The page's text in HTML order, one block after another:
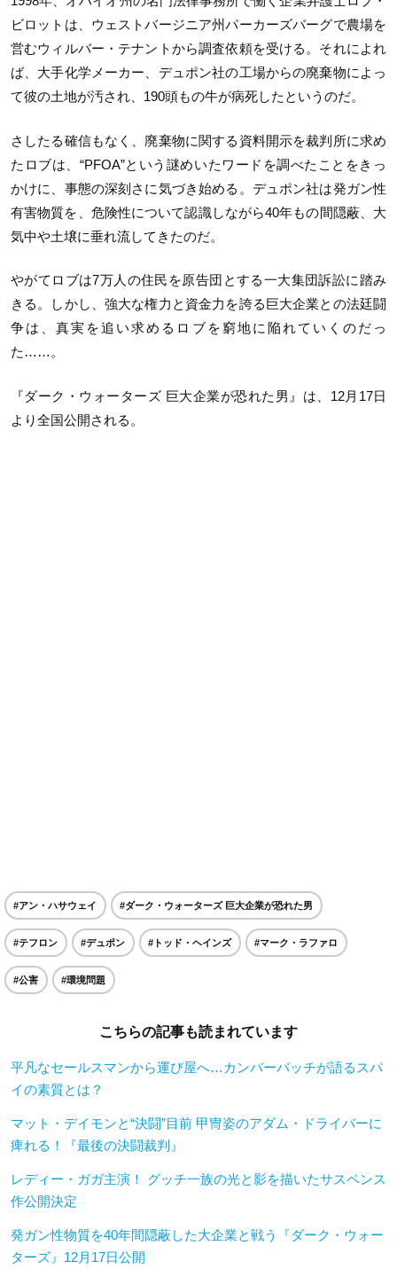
ビロットは、ウェストバージニア州パーカーズバーグで農場を
営むウィルバー・テナントから調査依頼を受ける。それによれ
ば、大手化学メーカー、デュポン社の工場からの廃棄物によっ
て彼の土地が汚され、190頭もの牛が病死したというのだ。
さしたる確信もなく、廃棄物に関する資料開示を裁判所に求め
たロブは、“PFOA”という謎めいたワードを調べたことをきっ
かけに、事態の深刻さに気づき始める。デュポン社は発ガン性
有害物質を、危険性について認識しながら40年もの間隠蔽、大
気中や土壌に垂れ流してきたのだ。
やがてロブは7万人の住民を原告団とする一大集団訴訟に踏み
きる。しかし、強大な権力と資金力を誇る巨大企業との法廷闘
争は、真実を追い求めるロブを窮地に陥れていくのだっ
た……。
『ダーク・ウォーターズ 巨大企業が恐れた男』は、12月17日
より全国公開される。
#アン・ハサウェイ #ダーク・ウォーターズ 巨大企業が恐れた男
#テフロン #デュポン #トッド・ヘインズ #マーク・ラファロ
#公害 #環境問題
こちらの記事も読まれています
平凡なセールスマンから運び屋へ…カンバーバッチが語るスパ
イの素質とは？
マット・デイモンと“決闘”目前 甲冑姿のアダム・ドライバーに
痺れる！『最後の決闘裁判』
レディー・ガガ主演！ グッチ一族の光と影を描いたサスペンス
作公開決定
発ガン性物質を40年間隠蔽した大企業と戦う『ダーク・ウォー
ターズ』12月17日公開